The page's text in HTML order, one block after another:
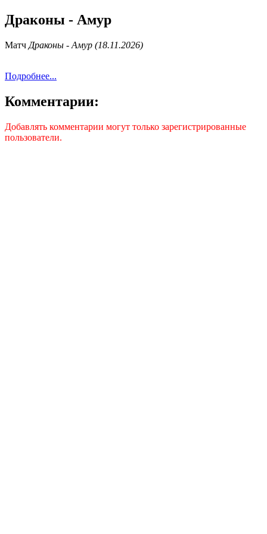
Драконы - Амур
Матч Драконы - Амур (18.11.2026)
Подробнее...
Комментарии:
Добавлять комментарии могут только зарегистрированные
пользователи.